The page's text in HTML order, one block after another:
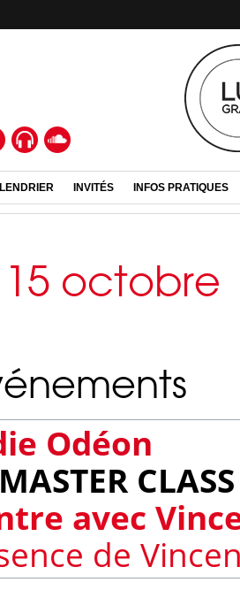
INVITÉS INFOS PRATIQUES
octobre
Odéon
MASTER CLASS
avec
de